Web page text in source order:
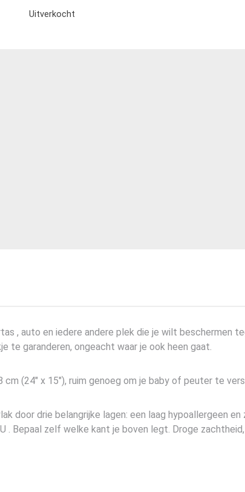
Uitverkocht
, auto en iedere andere plek die je wilt beschermen
te garanderen, ongeacht waar je ook heen gaat.
(24″ x 15″), ruim genoeg om je baby of peuter te
door drie belangrijke lagen: een laag hypoallergeen en
Bepaal zelf welke kant je boven legt. Droge